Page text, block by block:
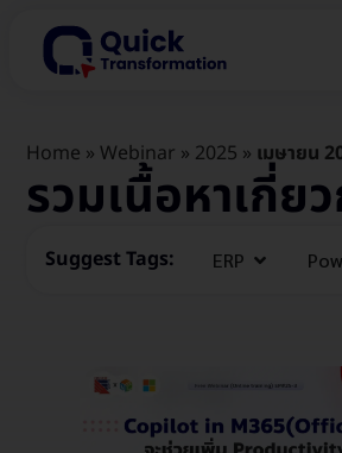
Home » Webinar » 2025 » เมษายน
รวมเนื้อหาเกี่ย
Suggest Tags: ERP